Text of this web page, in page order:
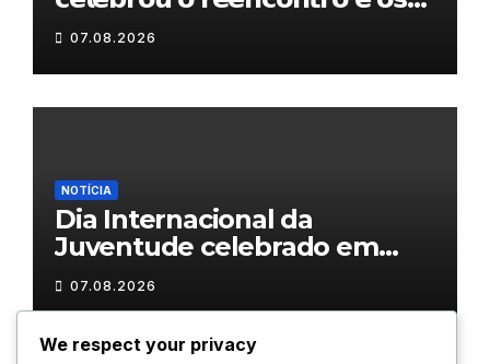
𝗹𝗮𝗰̧𝗼𝘀 𝗾𝘂𝗲 𝘂𝗻𝗲𝗺 𝗠𝘂𝗿𝗰̧𝗮
07.08.2026
NOTÍCIA
Dia Internacional da
Juventude celebrado em
Chaves com atividades
gratuitas
07.08.2026
We respect your privacy